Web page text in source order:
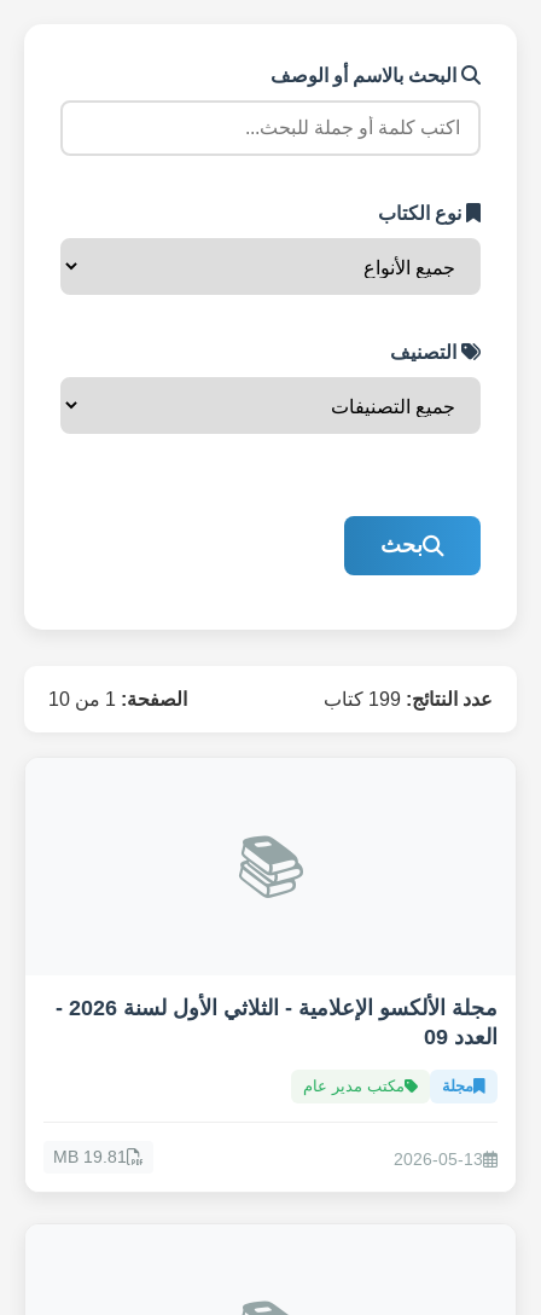
البحث بالاسم أو الوصف
نوع الكتاب
التصنيف
بحث
عدد النتائج: الصفحة:
📚
مجلة الألكسو الإعلامية - الثلاثي الأول لسنة 2026 -
العدد 09
مجلة مكتب مدير عام
2026-05-13
19.81 MB